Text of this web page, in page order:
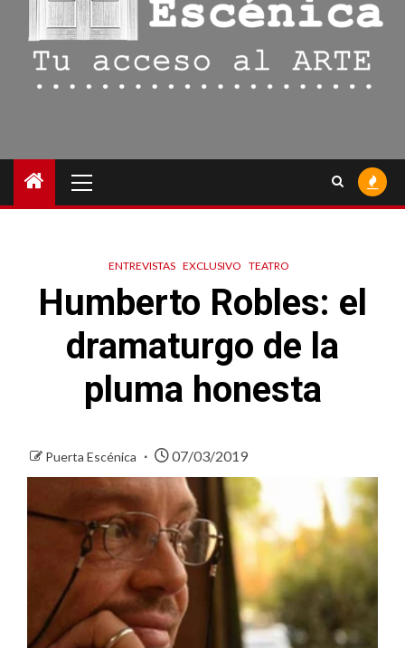
principal
ENTREVISTAS EXCLUSIVO TEATRO
Humberto Robles: el
dramaturgo de la
pluma honesta
Puerta Escénica 07/03/2019